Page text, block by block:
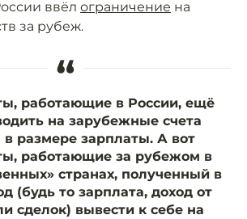
ввёл ограничение на
за рубеж.
“
работающие в России, ещё
на зарубежные счета
в размере зарплаты. А вот
работающие за рубежом в
странах, полученный в
(будь то зарплата, доход от
сделок) вывести к себе на